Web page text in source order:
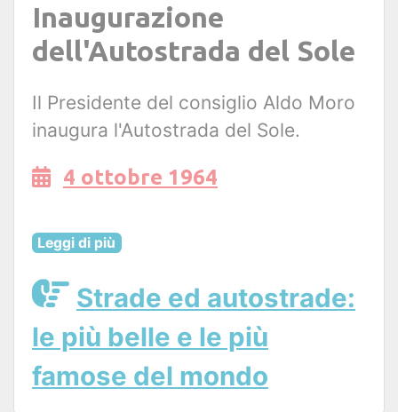
Inaugurazione
dell'Autostrada del Sole
Il Presidente del consiglio Aldo Moro
inaugura l'Autostrada del Sole.
4 ottobre 1964
Leggi di più
Strade ed autostrade:
le più belle e le più
famose del mondo